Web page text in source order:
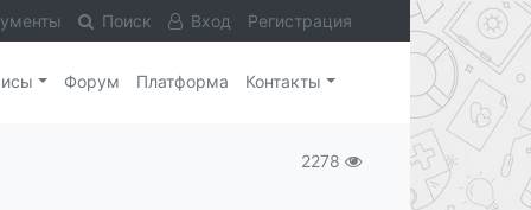
Поиск Вход Регистрация
Форум Платформа Контакты
2278